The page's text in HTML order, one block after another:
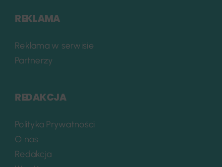
REKLAMA
Reklama w serwisie
Partnerzy
REDAKCJA
Polityka Prywatności
O nas
Redakcja